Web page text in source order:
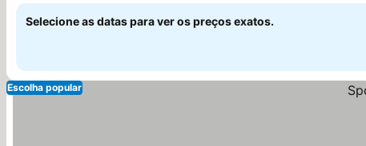
Selecione as datas para ver os preços exatos.
Escolha popular